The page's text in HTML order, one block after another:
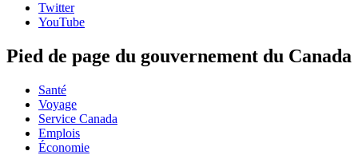
Twitter
YouTube
Pied de page du gouvernement du Canada
Santé
Voyage
Service Canada
Emplois
Économie